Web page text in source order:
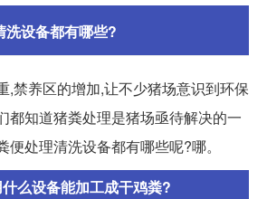
洗设备都有哪些?
,禁养区的增加,让不少猪场意识到环保
都知道猪粪处理是猪场亟待解决的一
处理清洗设备都有哪些呢?哪。
么设备能加工成干鸡粪?